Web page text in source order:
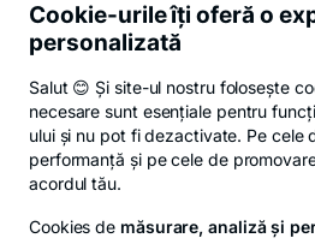
Privacy HubPolitica de
Cookie-urile îți oferă o
personalizată
Salut 😊 Și site-ul nostru folosește
necesare sunt esențiale pentru
ului și nu pot fi dezactivate. Pe cele
performanță și pe cele de
acordul tău.
Cookies de măsurare, analiză și